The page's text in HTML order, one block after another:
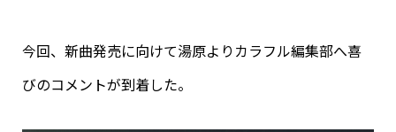
今回、新曲発売に向けて湯原よりカラフル編集部へ喜
びのコメントが到着した。